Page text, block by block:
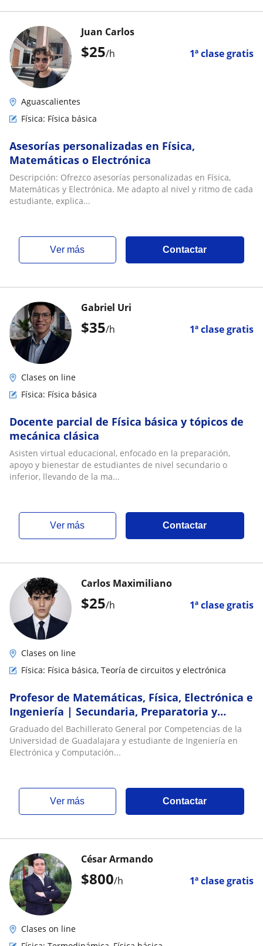
$25/h 1ª clase gratis
Juan Carlos
Aguascalientes
Física: Física básica
Asesorías personalizadas en Física,
Matemáticas o Electrónica
Descripción: Ofrezco asesorías personalizadas en Física,
Matemáticas y Electrónica. Me adapto al nivel y ritmo de cada
estudiante, explica...
ver más Contactar
$35/h 1ª clase gratis
Gabriel Uri
Clases on line
Física: Física básica
Docente parcial de Física básica y tópicos de
mecánica clásica
Asisten virtual educacional, enfocado en la preparación,
apoyo y bienestar de estudiantes de nivel secundario o
inferior, llevando de la ma...
ver más Contactar
$25/h 1ª clase gratis
Carlos Maximiliano
Clases on line
Física: Física básica, Teoría de circuitos y electrónica
Profesor de Matemáticas, Física, Electrónica e
Ingeniería | Secundaria, Preparatoria y
Universidad
Graduado del Bachillerato General por Competencias de la
Universidad de Guadalajara y estudiante de Ingeniería en
Electrónica y Computación...
ver más Contactar
$800/h 1ª clase gratis
César Armando
Clases on line